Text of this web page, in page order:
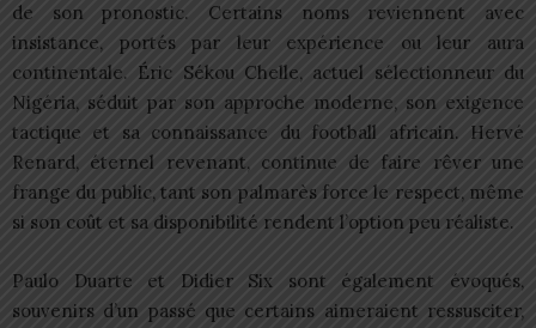
de son pronostic. Certains noms reviennent avec
insistance, portés par leur expérience ou leur aura
continentale. Éric Sékou Chelle, actuel sélectionneur du
Nigéria, séduit par son approche moderne, son exigence
tactique et sa connaissance du football africain. Hervé
Renard, éternel revenant, continue de faire rêver une
frange du public, tant son palmarès force le respect, même
si son coût et sa disponibilité rendent l’option peu réaliste.
Paulo Duarte et Didier Six sont également évoqués,
souvenirs d’un passé que certains aimeraient ressusciter,